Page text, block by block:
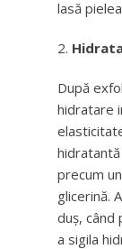
lasă
După
hidratare
precum
glicerină.
duș, când
a sigila